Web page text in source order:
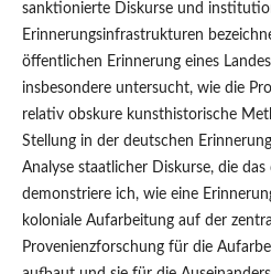
sanktionierte Diskurse und
Erinnerungsinfrastrukturen
öffentlichen Erinnerung eines
insbesondere untersucht, wie die
relativ obskure kunsthistorische
Stellung in der deutschen
Analyse staatlicher Diskurse, die das
demonstriere ich, wie eine
koloniale Aufarbeitung auf der
Provenienzforschung für die